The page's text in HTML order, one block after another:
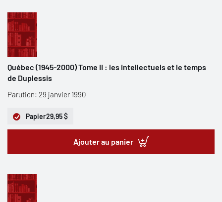
Québec (1945-2000) Tome II : les intellectuels et le temps
de Duplessis
Parution: 29 janvier 1990
Papier29,95 $
Ajouter au panier